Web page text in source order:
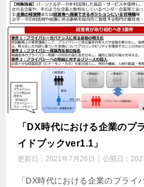
「DX時代における企業のプ
イドブックver1.1」
更新日： 2021年7月26日 公開日：
「DX時代における企業のプライ